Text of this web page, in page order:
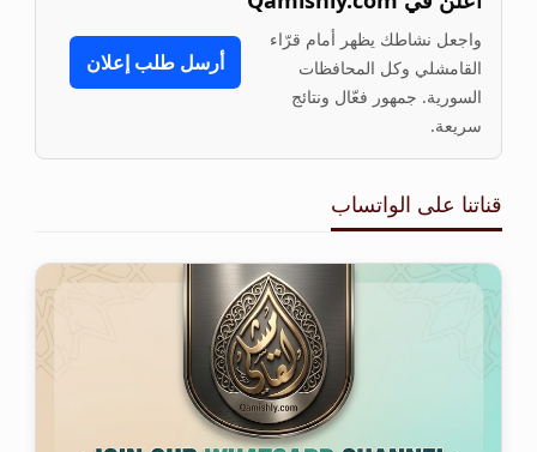
واجعل نشاطك يظهر أمام قرّاء
القامشلي وكل المحافظات
السورية. جمهور فعّال ونتائج
سريعة.
أرسل طلب إعلان
قناتنا على الواتساب